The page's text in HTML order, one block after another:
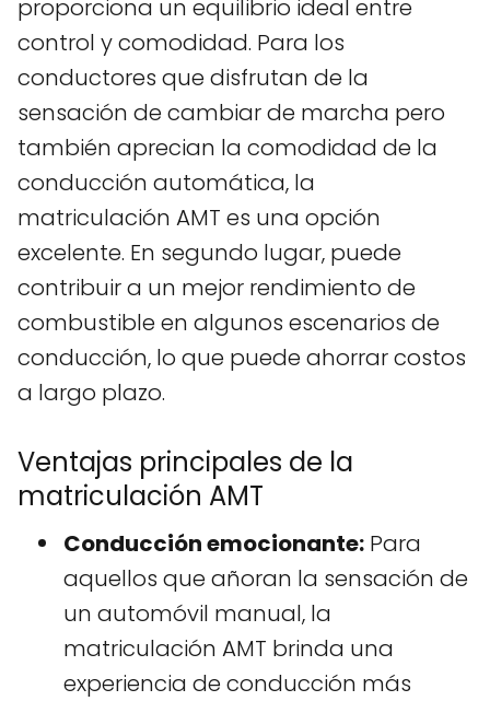
proporciona un equilibrio ideal entre
control y comodidad. Para los
conductores que disfrutan de la
sensación de cambiar de marcha pero
también aprecian la comodidad de la
conducción automática, la
matriculación AMT es una opción
excelente. En segundo lugar, puede
contribuir a un mejor rendimiento de
combustible en algunos escenarios de
conducción, lo que puede ahorrar costos
a largo plazo.
Ventajas principales de la
matriculación AMT
Conducción emocionante: Para
aquellos que añoran la sensación de
un automóvil manual, la
matriculación AMT brinda una
experiencia de conducción más